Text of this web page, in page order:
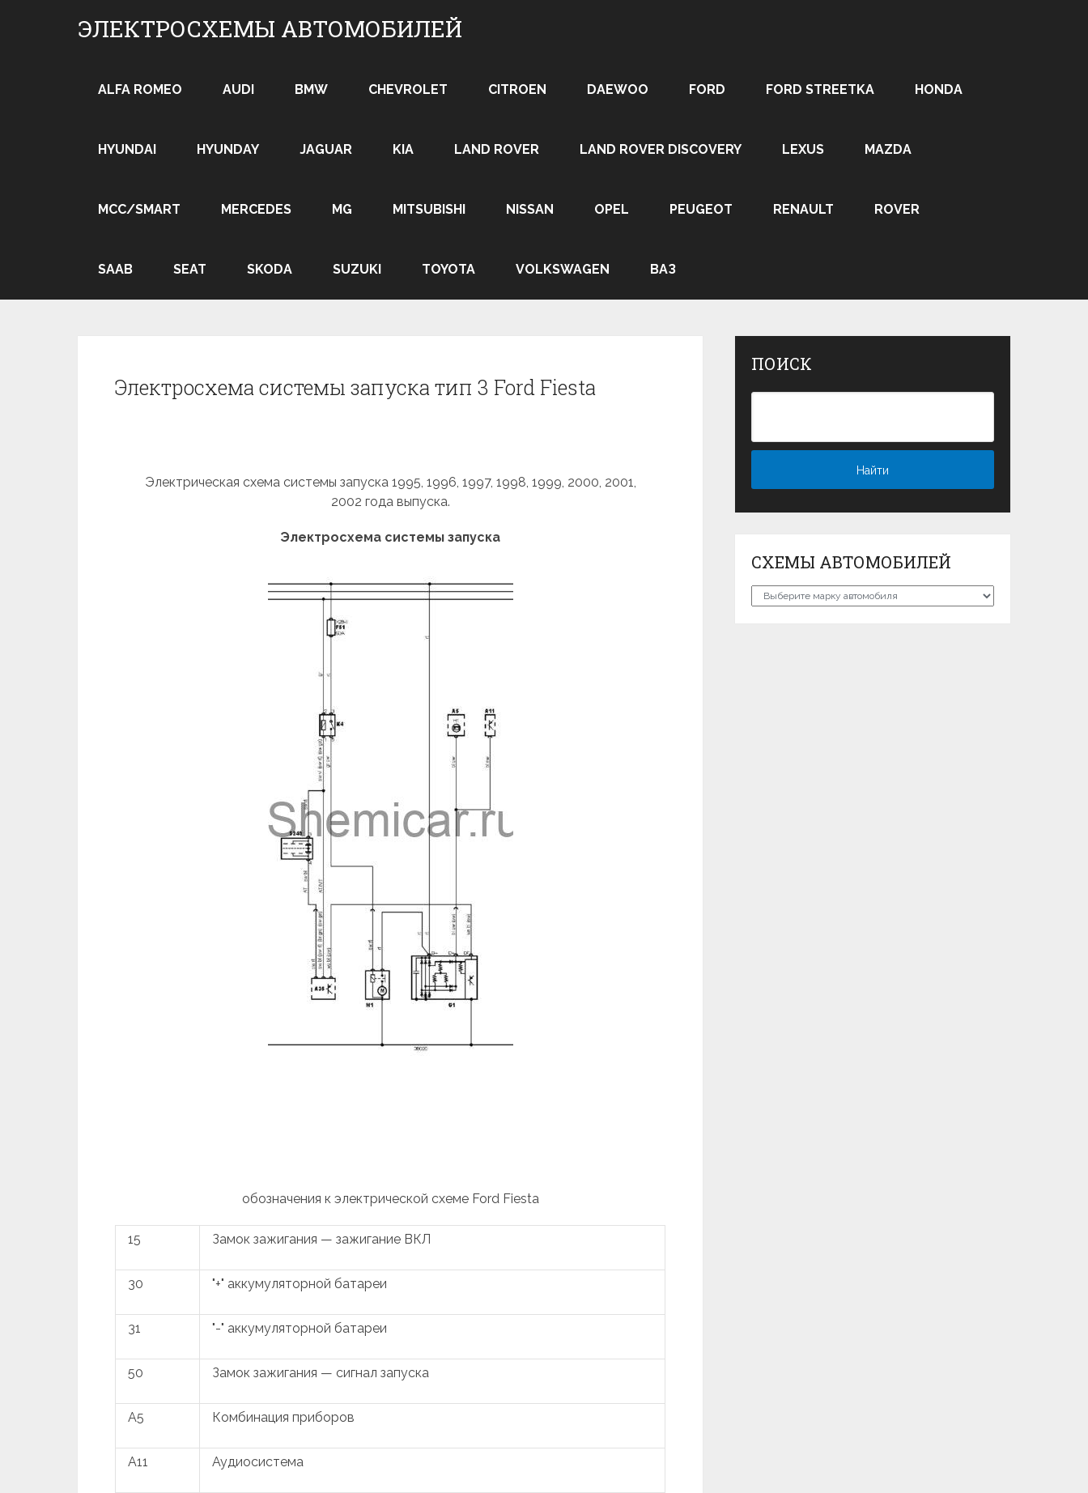
ЭЛЕКТРОСХЕМЫ АВТОМОБИЛЕЙ
ALFA ROMEO AUDI BMW CHEVROLET CITROEN DAEWOO FORD FORD STREETKA HONDA
HYUNDAI HYUNDAY JAGUAR KIA LAND ROVER LAND ROVER DISCOVERY LEXUS MAZDA
MCC/SMART MERCEDES MG MITSUBISHI NISSAN OPEL PEUGEOT RENAULT ROVER
SAAB SEAT SKODA SUZUKI TOYOTA VOLKSWAGEN ВАЗ
Электросхема системы запуска тип 3 Ford Fiesta
Электрическая схема системы запуска 1995, 1996, 1997, 1998, 1999, 2000, 2001,
2002 года выпуска.
Электросхема системы запуска
обозначения к электрической схеме Ford Fiesta
15 Замок зажигания — зажигание ВКЛ
30 "+" аккумуляторной батареи
31 "-" аккумуляторной батареи
50 Замок зажигания — сигнал запуска
A5 Комбинация приборов
A11 Аудиосистема
ПОИСК
СХЕМЫ АВТОМОБИЛЕЙ
Схемы